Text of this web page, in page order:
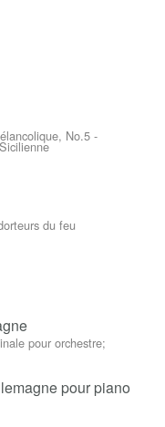
No.5 -
du feu
pour orchestre;
pour piano